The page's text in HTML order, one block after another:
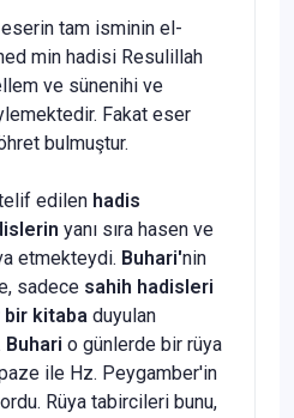
tam isminin el-
min hadisi Resulillah
ve sünenihi ve
Fakat eser
bulmuştur.
edilen hadis
yanı sıra hasen ve
etmekteydi. Buhari'nin
sadece sahih hadisleri
bir kitaba duyulan
Buhari o günlerde bir rüya
ile Hz. Peygamber'in
Rüya tabircileri bunu,